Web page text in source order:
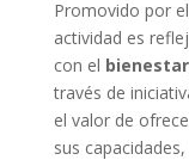
Promovido por
actividad es
con el bienestar
través de
el valor de
sus